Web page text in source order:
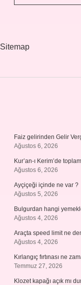
Ne
Sitemap
Faiz gelirinden Gelir
Ağustos 6, 2026
Kur’an-ı Kerim’de
Ağustos 6, 2026
Ayçiçeği içinde ne var ?
Ağustos 5, 2026
Bulgurdan hangi
Ağustos 4, 2026
Araçta speed limit ne
Ağustos 4, 2026
Kırlangıç fırtınası ne
Temmuz 27, 2026
Klozet kapağı açık mı